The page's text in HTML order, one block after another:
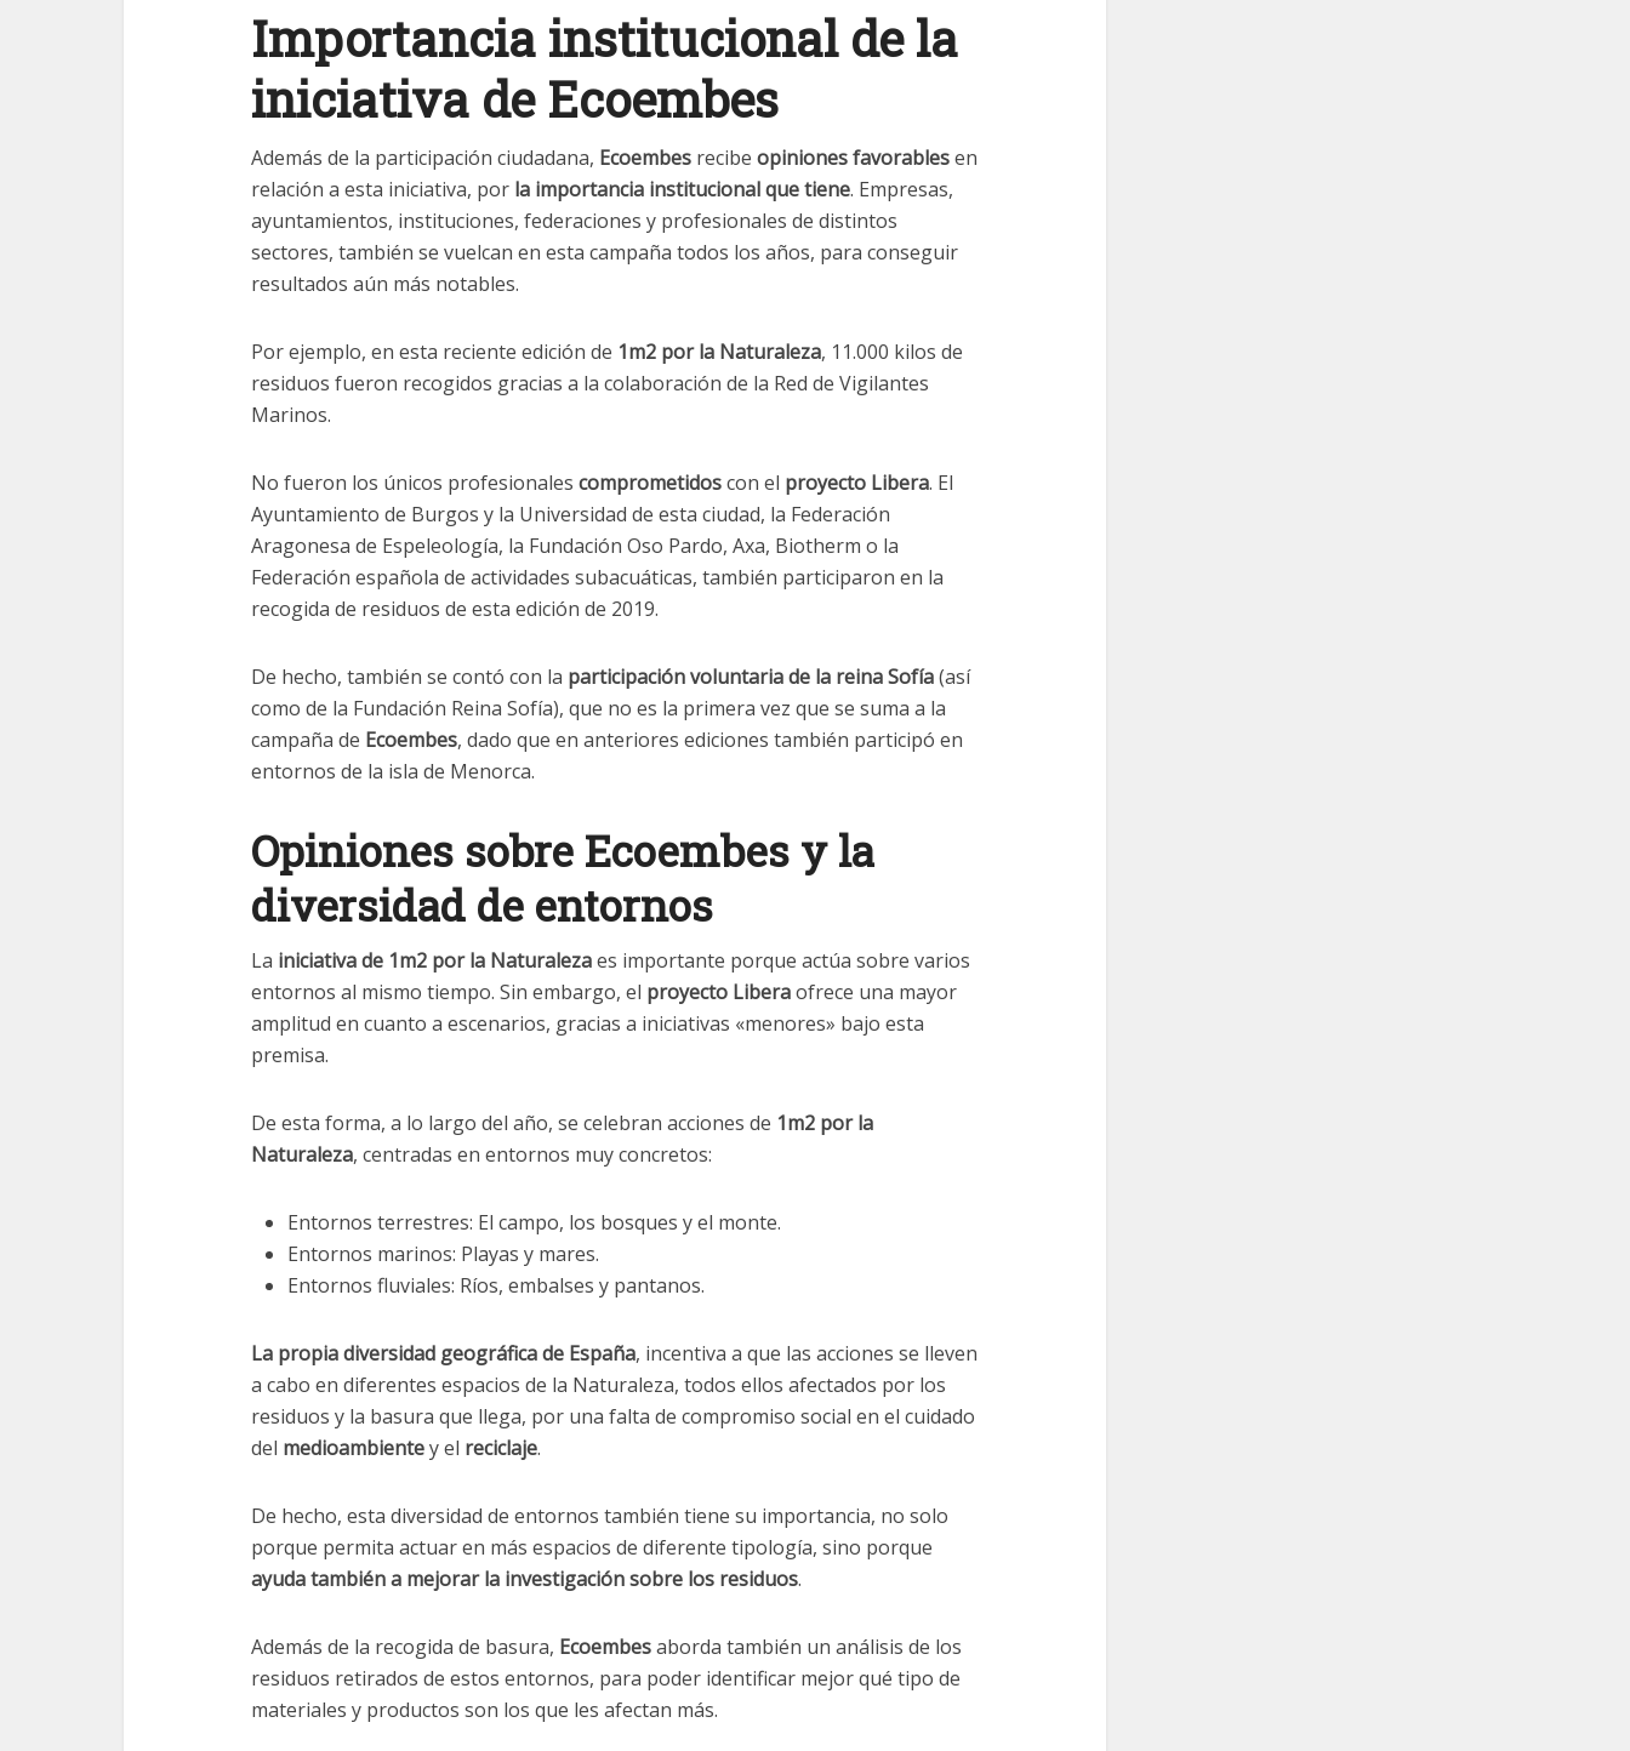
Importancia institucional de la
iniciativa de Ecoembes
Además de la participación ciudadana, Ecoembes recibe opiniones favorablesen
relación a esta iniciativa, por la importancia institucional que tiene. Empresas,
ayuntamientos, instituciones, federaciones y profesionales de distintos
sectores, también se vuelcan en esta campaña todos los años, para conseguir
resultados aún más notables.
Por ejemplo, en esta reciente edición de 1m2 por la Naturaleza, 11.000 kilos de
residuos fueron recogidos gracias a la colaboración de la Red de Vigilantes
Marinos.
No fueron los únicos profesionales comprometidoscon el proyecto Libera. El
Ayuntamiento de Burgos y la Universidad de esta ciudad, la Federación
Aragonesa de Espeleología, la Fundación Oso Pardo, Axa, Biotherm o la
Federación española de actividades subacuáticas, también participaron en la
recogida de residuos de esta edición de 2019.
De hecho, también se contó con la participación voluntaria de la reina Sofía(así
como de la Fundación Reina Sofía), que no es la primera vez que se suma a la
campaña de Ecoembes, dado que en anteriores ediciones también participó en
entornos de la isla de Menorca.
Opiniones sobre Ecoembes y la
diversidad de entornos
La iniciativa de 1m2 por la Naturalezaes importante porque actúa sobre varios
entornos al mismo tiempo. Sin embargo, el proyecto Liberaofrece una mayor
amplitud en cuanto a escenarios, gracias a iniciativas «menores» bajo esta
premisa.
De esta forma, a lo largo del año, se celebran acciones de 1m2 por la
Naturaleza, centradas en entornos muy concretos:
Entornos terrestres: El campo, los bosques y el monte.
Entornos marinos: Playas y mares.
Entornos fluviales: Ríos, embalses y pantanos.
La propia diversidad geográfica de España, incentiva a que las acciones se lleven
a cabo en diferentes espacios de la Naturaleza, todos ellos afectados por los
residuos y la basura que llega, por una falta de compromiso social en el cuidado
del medioambientey el reciclaje.
De hecho, esta diversidad de entornos también tiene su importancia, no solo
porque permita actuar en más espacios de diferente tipología, sino porque
ayuda también a mejorar la investigación sobre los residuos.
Además de la recogida de basura, Ecoembesaborda también un análisis de los
residuos retirados de estos entornos, para poder identificar mejor qué tipo de
materiales y productos son los que les afectan más.